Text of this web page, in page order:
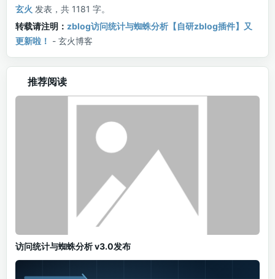
玄火 发表，共 1181 字。
转载请注明： zblog访问统计与蜘蛛分析【自研zblog插件】又
更新啦！ - 玄火博客
推荐阅读
访问统计与蜘蛛分析 v3.0发布